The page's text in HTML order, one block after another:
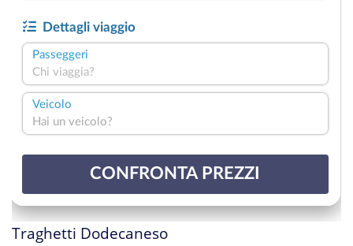
Traghetti Dodecaneso